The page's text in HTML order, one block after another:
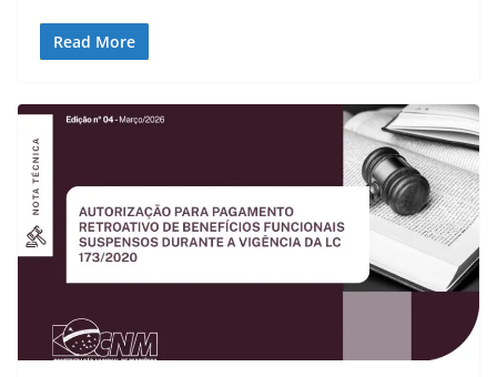
Read More